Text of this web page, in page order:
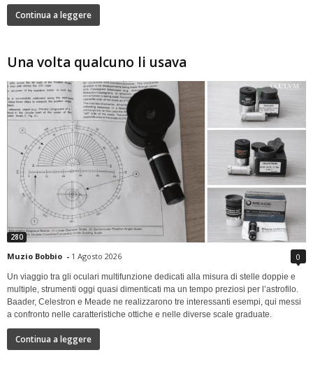
Continua a leggere
Una volta qualcuno li usava
280
Muzio Bobbio - 1 Agosto 2026 0
Un viaggio tra gli oculari multifunzione dedicati alla misura di stelle doppie e
multiple, strumenti oggi quasi dimenticati ma un tempo preziosi per l’astrofilo.
Baader, Celestron e Meade ne realizzarono tre interessanti esempi, qui messi
a confronto nelle caratteristiche ottiche e nelle diverse scale graduate.
Continua a leggere